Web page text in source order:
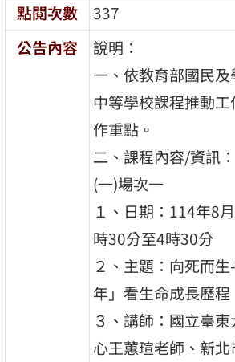
點閱次數
337
公告內容
說明：
一、依教育部國民
中等學校課程推動
作重點。
二、課程內容/資訊：
(一)場次一
１、日期：114年8
時30分至4時30分
２、主題：向死而
年」看生命成長歷程
３、講師：國立臺
心王蕙瑄老師、新